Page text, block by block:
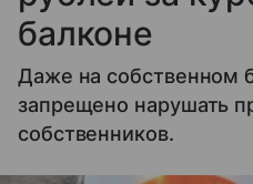
балконе
Даже на собственном
запрещено нарушать
собственников.